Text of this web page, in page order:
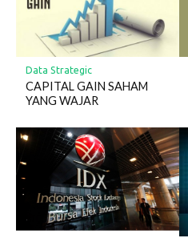
Data Strategic
CAPITAL GAIN SAHAM
YANG WAJAR